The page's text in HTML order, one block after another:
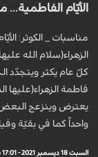
الأيّام الفاطمية...
مناسبات _ الكوثر:
الزهراء(سلام الله
كلّ عام يكثر ويتجدّد
فاطمة الزهراء(عليها
يعترض وينزعج
واحداً كما في بقيّة
السبت 18 ديسمبر 2021 - 17:01 بتوقيت مكة